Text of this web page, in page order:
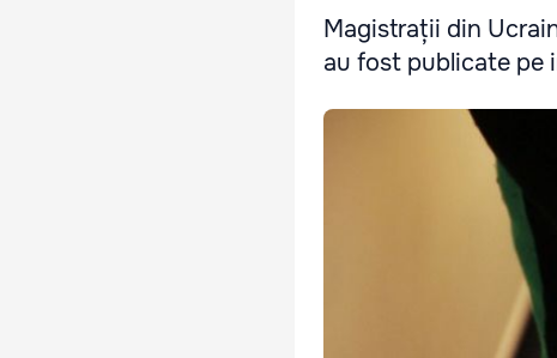
Magistrații din
au fost publicate pe